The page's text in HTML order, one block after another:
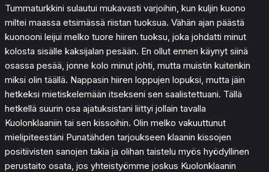
Tummaturkkini sulautui mukavasti varjoihin, kun kuljin kuono
miltei maassa etsimässä riistan tuoksua. Vähän ajan päästä
kuonooni leijui melko tuore hiiren tuoksu, joka johdatti minut
kolosta sisälle kaksijalan pesään. En ollut ennen käynyt siinä
osassa pesää, jonne kolo minut johti, mutta muistin kuitenkin
miksi olin täällä. Nappasin hiiren loppujen lopuksi, mutta jäin
hetkeksi mietiskelemään itsekseni sen saalistettuani. Tällä
hetkellä suurin osa ajatuksistani liittyi jollain tavalla
Kuolonklaaniin tai sen kissoihin. Olin melko vakuuttunut
mielipiteestäni Punatähden tarjoukseen klaanin kissojen
positiivisten sanojen takia ja olihan taistelu myös hyödyllinen
perustaito osata, jos yhteistyömme joskus Kuolonklaanin